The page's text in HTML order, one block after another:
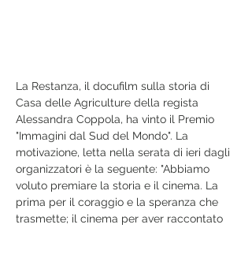
La Restanza, il docufilm sulla storia di
Casa delle Agriculture della regista
Alessandra Coppola, ha vinto il Premio
"Immagini dal Sud del Mondo". La
motivazione, letta nella serata di ieri dagli
organizzatori è la seguente: "Abbiamo
voluto premiare la storia e il cinema. La
prima per il coraggio e la speranza che
trasmette; il cinema per aver raccontato